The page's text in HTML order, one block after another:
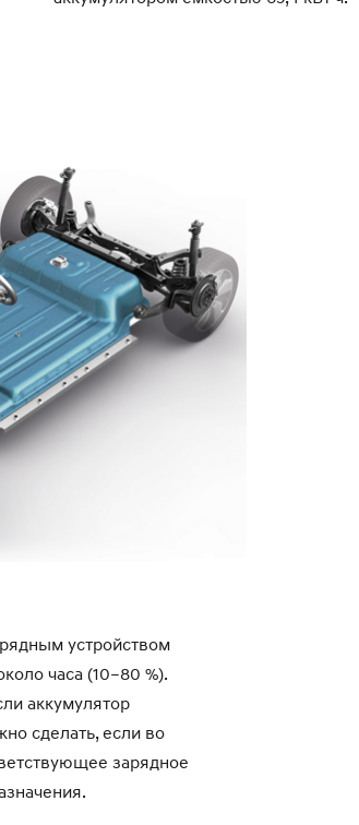
устройством
часа (10–80 %).
аккумулятор
сделать, если во
зарядное